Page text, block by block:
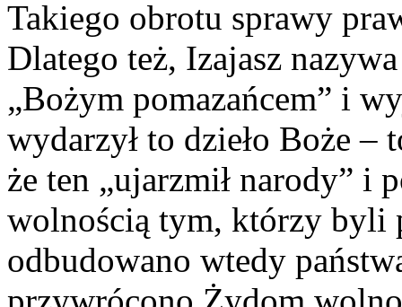
Takiego obrotu sprawy
Dlatego też, Izajasz
„Bożym pomazańcem” i
wydarzył to dzieło Boże –
że ten „ujarzmił narody” i
wolnością tym, którzy byli
odbudowano wtedy